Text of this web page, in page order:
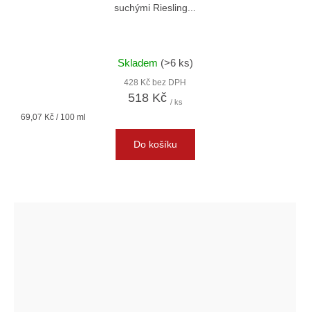
suchými Riesling...
Skladem (>6 ks)
428 Kč bez DPH
518 Kč / ks
Měrná
69,07 Kč / 100 ml
Do košíku